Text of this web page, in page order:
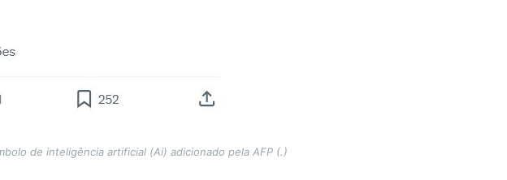
de inteligência artificial (Ai) adicionado pela AFP (.)